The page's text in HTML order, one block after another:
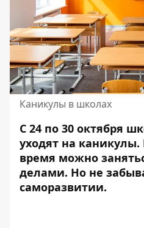
Каникулы в школах
С 24 по 30 октября
уходят на каникулы.
время можно
делами. Но не
саморазвитии.